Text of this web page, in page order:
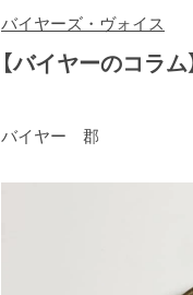
バイヤーズ・ヴォイス
【バイヤーのコラ
バイヤー 郡